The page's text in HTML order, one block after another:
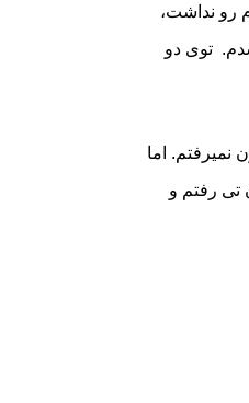
رو نداشت،
توی دو
اما
تی رفتم و